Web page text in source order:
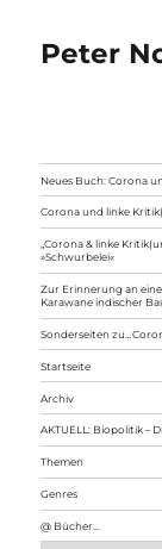
Peter
Neues Buch: Corona
Corona und linke
„Corona & linke
»Schwurbelei«
Zur Erinnerung an
Karawane indischer
Sonderseiten
Startseite
Archiv
AKTUELL: Biopolitik –
Themen
Genres
@ Bücher…